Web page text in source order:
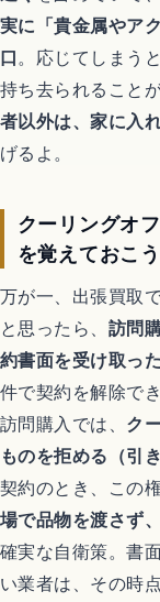
実に「貴金属やア
口。応じてしまう
持ち去られること
者以外は、家に入
げるよ。
クーリングオ
を覚えておこう
万が一、出張買取
と思ったら、 訪問
約書面を受け取っ
件で契約を解除で
訪問購入では、 ク
ものを拒める（引
契約のとき、この
場で品物を渡さず
確実な自衛策。書
い業者は、その時